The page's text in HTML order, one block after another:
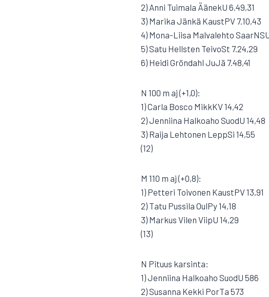
2) Anni Tuimala ÄänekU 6.49,31
3) Marika Jänkä KaustPV 7.10,43
4) Mona-Liisa Malvalehto
5) Satu Hellsten TeivoSt 7.24,29
6) Heidi Gröndahl JuJä 7.48,41
N 100 m aj (+1,0):
1) Carla Bosco MikkKV 14,42
2) Jenniina Halkoaho SuodU 14,48
3) Raija Lehtonen LeppSi 14,55
(12)
M 110 m aj (+0,8):
1) Petteri Toivonen KaustPV 13,91
2) Tatu Pussila OulPy 14,18
3) Markus Vilen ViipU 14,29
(13)
N Pituus karsinta:
1) Jenniina Halkoaho SuodU 586
2) Susanna Kekki PorTa 573